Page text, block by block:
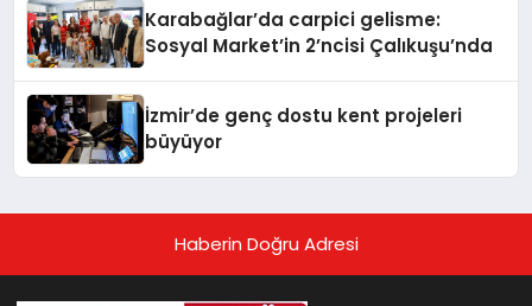
Karabağlar’da carpici gelisme:
Sosyal Market’in 2’ncisi Çalıkuşu’nda
İzmir’de genç dostu kent projeleri
büyüyor
Haberin Doğru Adresi